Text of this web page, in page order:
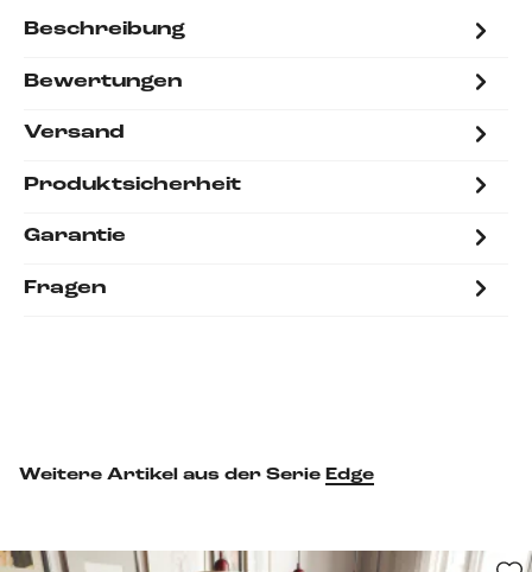
Beschreibung
Bewertungen
Versand
Produktsicherheit
Garantie
Fragen
Weitere Artikel aus der Serie Edge